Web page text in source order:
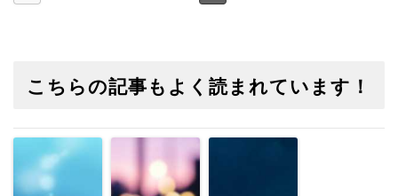
こちらの記事もよく読まれています！